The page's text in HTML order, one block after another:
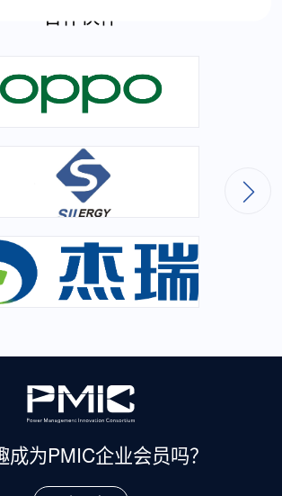
合作伙伴
成为PMIC企业会员吗？